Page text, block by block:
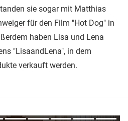
sie sogar mit Matthias
für den Film "Hot Dog" in
haben Lisa und Lena
"LisaandLena", in dem
verkauft werden.